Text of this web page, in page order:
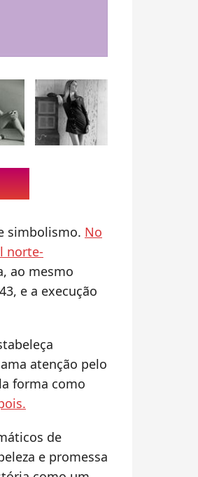
simbolismo. No
norte-
ao mesmo
e a execução
atenção pelo
forma como
de
e promessa